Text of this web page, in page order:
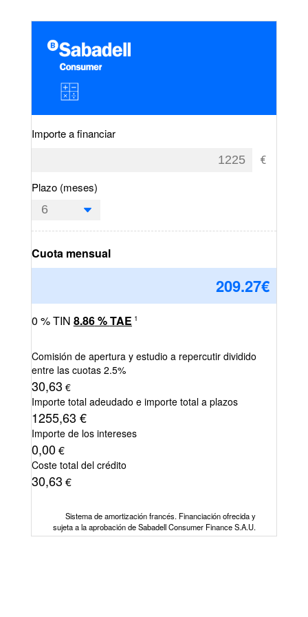
Importe a financiar
Plazo (meses)
Comisión de apertura y estudio a repercutir dividido
entre las cuotas 2.5%
30,63 €
Importe total adeudado e importe total a plazos
1255,63 €
Importe de los intereses
0,00€
Coste total del crédito
30,63 €
Cuota mensual
209.27€
0 % TIN 8.86%TAE 1
Sistema de amortización francés. Financiación ofrecida y
sujeta a la aprobación de Sabadell Consumer Finance S.A.U.